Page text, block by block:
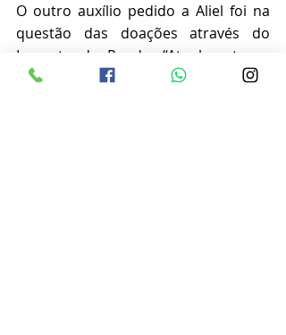
O outro auxílio pedido a Aliel foi na
questão das doações através do
Imposto de Renda. “Atualmente as
doações podem ser feitas apenas